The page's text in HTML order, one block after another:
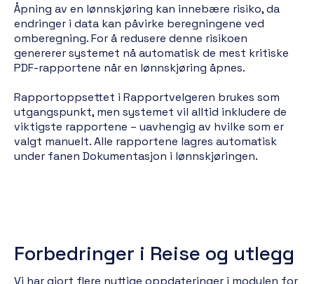
Åpning av en lønnskjøring kan innebære risiko, da
endringer i data kan påvirke beregningene ved
omberegning. For å redusere denne risikoen
genererer systemet nå automatisk de mest kritiske
PDF-rapportene når en lønnskjøring åpnes.
Rapportoppsettet i Rapportvelgeren brukes som
utgangspunkt, men systemet vil alltid inkludere de
viktigste rapportene – uavhengig av hvilke som er
valgt manuelt. Alle rapportene lagres automatisk
under fanen Dokumentasjon i lønnskjøringen.
Forbedringer i Reise og utlegg
Vi har gjort flere nyttige oppdateringer i modulen for